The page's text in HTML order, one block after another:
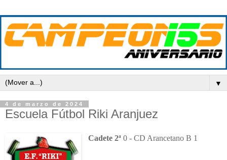
▼
4 de marzo de 2024
Escuela Fútbol Riki Aranjuez
Cadete 2ª 0 - CD Arancetano B 1